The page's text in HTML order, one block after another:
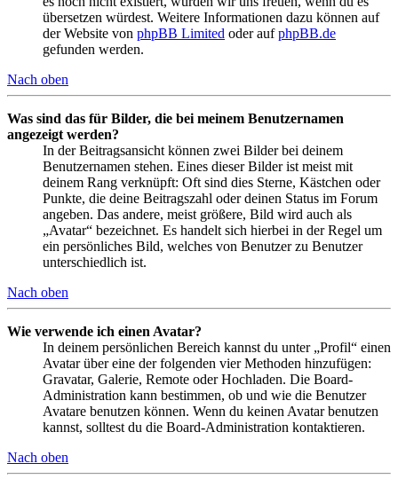
übersetzen würdest. Weitere Informationen dazu können auf
der Website von phpBB Limited oder aufphpBB.de
gefunden werden.
Nach oben
Was sind das für Bilder, die bei meinem Benutzernamen
angezeigt werden?
In der Beitragsansicht können zwei Bilder bei deinem
Benutzernamen stehen. Eines dieser Bilder ist meist mit
deinem Rang verknüpft: Oft sind dies Sterne, Kästchen oder
Punkte, die deine Beitragszahl oder deinen Status im Forum
angeben. Das andere, meist größere, Bild wird auch als
„Avatar“ bezeichnet. Es handelt sich hierbei in der Regel um
ein persönliches Bild, welches von Benutzer zu Benutzer
unterschiedlich ist.
Nach oben
Wie verwende ich einen Avatar?
In deinem persönlichen Bereich kannst du unter „Profil“ einen
Avatar über eine der folgenden vier Methoden hinzufügen:
Gravatar, Galerie, Remote oder Hochladen. Die Board-
Administration kann bestimmen, ob und wie die Benutzer
Avatare benutzen können. Wenn du keinen Avatar benutzen
kannst, solltest du die Board-Administration kontaktieren.
Nach oben